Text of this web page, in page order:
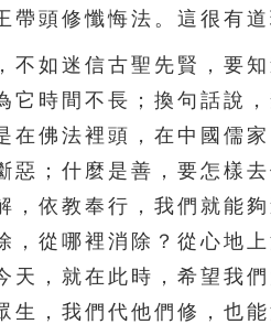
頭修懺悔法。這很有道
如迷信古聖先賢，要知
時間不長；換句話說
佛法裡頭，在中國儒
；什麼是善，要怎樣
依教奉行，我們就能
從哪裡消除？從心地
，就在此時，希望我
，我們代他們修，也